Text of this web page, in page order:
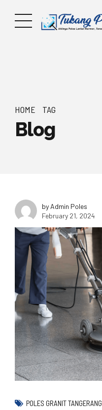
HOME TAG
Blog
by Admin Poles
February 21, 2024
POLES GRANIT TANGERANG